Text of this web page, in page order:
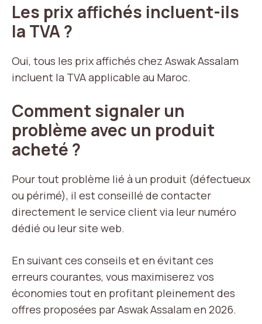
Les prix affichés incluent-ils
la TVA ?
Oui, tous les prix affichés chez Aswak Assalam
incluent la TVA applicable au Maroc.
Comment signaler un
problème avec un produit
acheté ?
Pour tout problème lié à un produit (défectueux
ou périmé), il est conseillé de contacter
directement le service client via leur numéro
dédié ou leur site web.
En suivant ces conseils et en évitant ces
erreurs courantes, vous maximiserez vos
économies tout en profitant pleinement des
offres proposées par Aswak Assalam en 2026.